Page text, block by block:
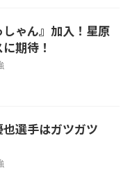
ゃん』加入！星原
期待！
選手はガツガツ